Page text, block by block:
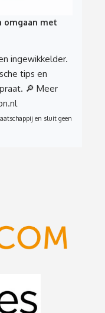
omgaan met
ingewikkelder.
tips en
🔎 Meer
en sluit geen